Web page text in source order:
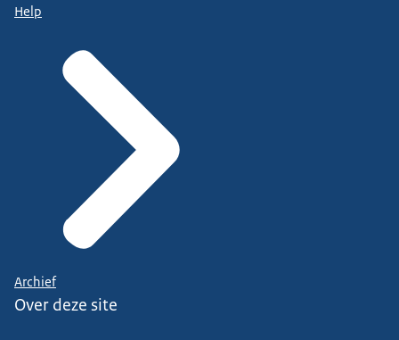
Help
Archief
Over deze site